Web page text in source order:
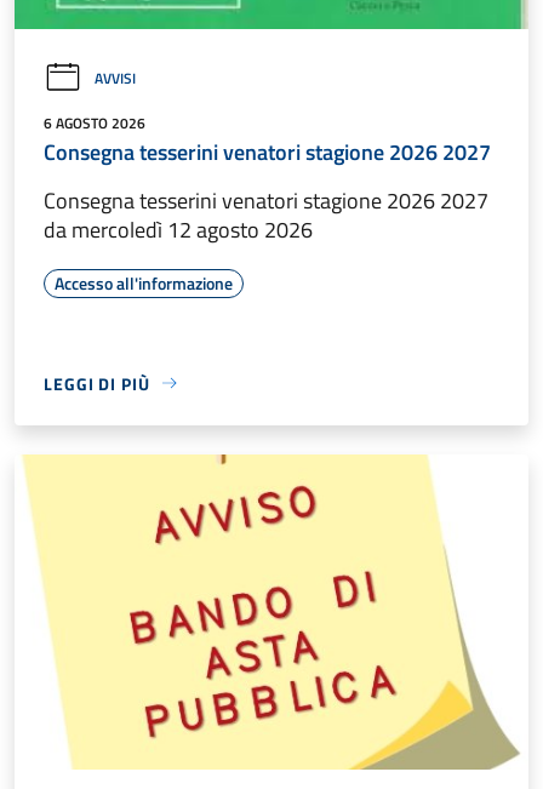
AVVISI
6 AGOSTO 2026
Consegna tesserini venatori stagione 2026 2027
Consegna tesserini venatori stagione 2026 2027
da mercoledì 12 agosto 2026
Accesso all'informazione
LEGGI DI PIÙ